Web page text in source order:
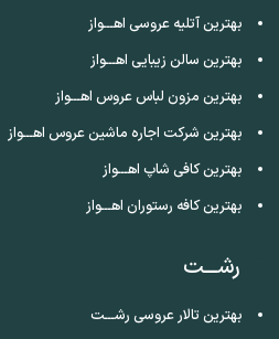
بهترین آتلیه عروسی اهـــواز
بهترین سالن زیبایی اهـــواز
بهترین مزون لباس عروس اهـــواز
بهترین شرکت اجاره ماشین عروس اهـــواز
بهترین کافی شاپ اهـــواز
بهترین کافه رستوران اهـــواز
رشـــت
بهترین تالار عروسی رشـــت